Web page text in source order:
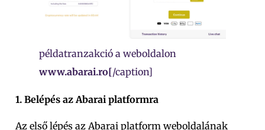
példatranzakció a weboldalon
www.abarai.ro[/caption]
1. Belépés az Abarai platformra
Az első lépés az Abarai platform weboldalának